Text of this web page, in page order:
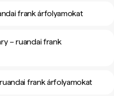
frank árfolyamokat
– ruandai frank
frank árfolyamokat